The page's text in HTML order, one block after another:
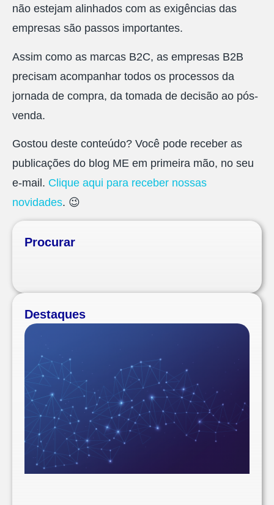
não estejam alinhados com as exigências das
empresas são passos importantes.
Assim como as marcas B2C, as empresas B2B
precisam acompanhar todos os processos da
jornada de compra, da tomada de decisão ao pós-
venda.
Gostou deste conteúdo? Você pode receber as
publicações do blog ME em primeira mão, no seu
e-mail. Clique aqui para receber nossas
novidades. 😉
Procurar
Destaques